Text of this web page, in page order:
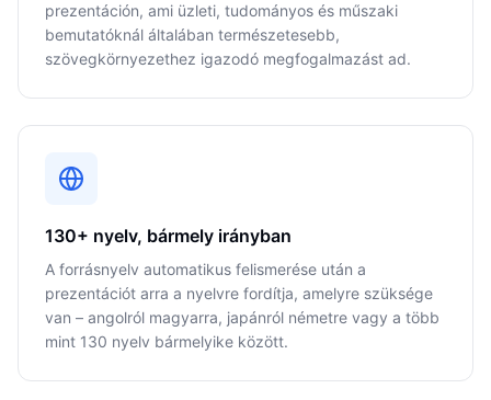
prezentáción, ami üzleti, tudományos és műszaki
bemutatóknál általában természetesebb,
szövegkörnyezethez igazodó megfogalmazást ad.
130+ nyelv, bármely irányban
A forrásnyelv automatikus felismerése után a
prezentációt arra a nyelvre fordítja, amelyre szüksége
van – angolról magyarra, japánról németre vagy a több
mint 130 nyelv bármelyike között.